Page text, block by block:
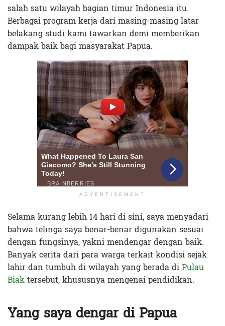
salah satu wilayah bagian timur Indonesia itu.
Berbagai program kerja dari masing-masing latar
belakang studi kami tawarkan demi memberikan
dampak baik bagi masyarakat Papua.
ADVERTISEMENT
Selama kurang lebih 14 hari di sini, saya menyadari
bahwa telinga saya benar-benar digunakan sesuai
dengan fungsinya, yakni mendengar dengan baik.
Banyak cerita dari para warga terkait kondisi sejak
lahir dan tumbuh di wilayah yang berada diPulau
Biaktersebut, khususnya mengenai pendidikan.
Yang saya dengar di Papua